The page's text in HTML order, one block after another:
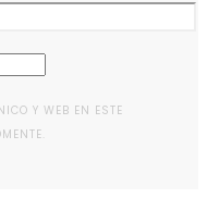
Y WEB EN ESTE